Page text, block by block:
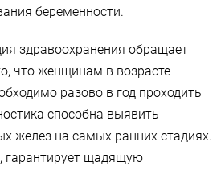
беременности.
здравоохранения обращает
что женщинам в возрасте
разово в год проходить
способна выявить
желез на самых ранних стадиях.
гарантирует щадящую